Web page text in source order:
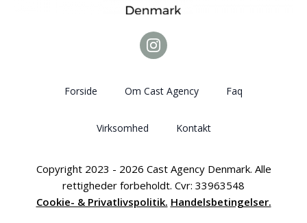
Forside Om Cast Agency Faq
Virksomhed Kontakt
Copyright 2023 - 2026 Cast Agency Denmark. Alle
rettigheder forbeholdt. Cvr: 33963548
Cookie- & Privatlivspolitik. Handelsbetingelser.